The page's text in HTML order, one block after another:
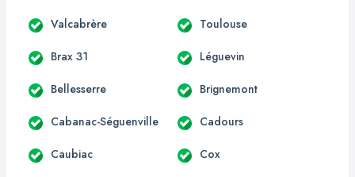
Valcabrère Toulouse
Brax 31 Léguevin
Bellesserre Brignemont
Cabanac-Séguenville Cadours
Caubiac Cox